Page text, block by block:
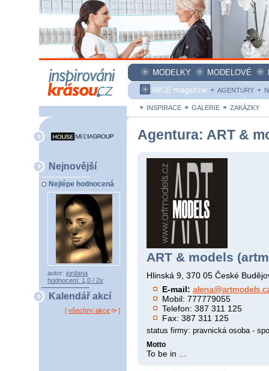
MODELKY MODELOVÉ
NICE magazine
AGENTURY
INSPIRACE GALERIE ZAKÁZKY
Nejnovější
Nejlépe hodnocená
autor: jordana
hodnocení: 1,0 / 2x
Kalendář akcí
[ všechny akce ]
Agentura: ART &
ART & models
Hlinská 9, 370 05 České
E-mail:
Mobil: 777779055
Telefon: 387 311 125
Fax: 387 311 125
status firmy: pravnická osoba -
Motto
To be in ...